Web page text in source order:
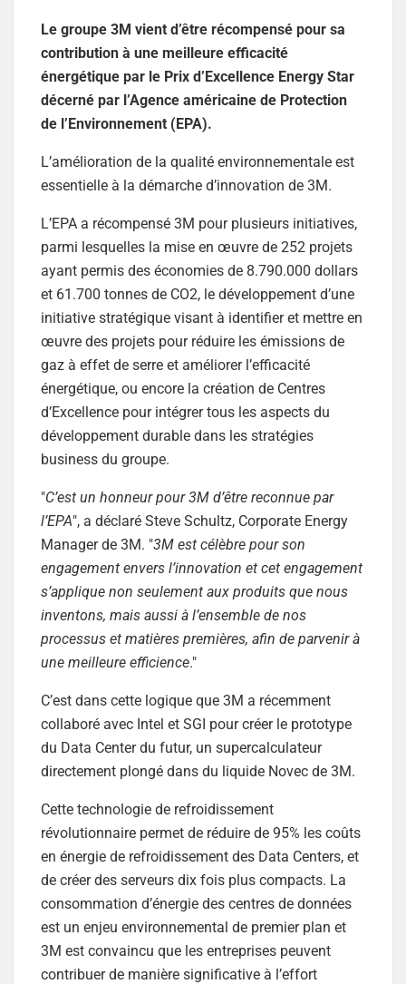
Le groupe 3M vient d’être récompensé pour sa
contribution à une meilleure efficacité
énergétique par le Prix d’Excellence Energy Star
décerné par l’Agence américaine de Protection
de l’Environnement (EPA).
L’amélioration de la qualité environnementale est
essentielle à la démarche d’innovation de 3M.
L’EPA a récompensé 3M pour plusieurs initiatives,
parmi lesquelles la mise en œuvre de 252 projets
ayant permis des économies de 8.790.000 dollars
et 61.700 tonnes de CO2, le développement d’une
initiative stratégique visant à identifier et mettre en
œuvre des projets pour réduire les émissions de
gaz à effet de serre et améliorer l’efficacité
énergétique, ou encore la création de Centres
d’Excellence pour intégrer tous les aspects du
développement durable dans les stratégies
business du groupe.
"C’est un honneur pour 3M d’être reconnue par
l’EPA", a déclaré Steve Schultz, Corporate Energy
Manager de 3M. "3M est célèbre pour son
engagement envers l’innovation et cet engagement
s’applique non seulement aux produits que nous
inventons, mais aussi à l’ensemble de nos
processus et matières premières, afin de parvenir à
une meilleure efficience."
C’est dans cette logique que 3M a récemment
collaboré avec Intel et SGI pour créer le prototype
du Data Center du futur, un supercalculateur
directement plongé dans du liquide Novec de 3M.
Cette technologie de refroidissement
révolutionnaire permet de réduire de 95% les coûts
en énergie de refroidissement des Data Centers, et
de créer des serveurs dix fois plus compacts. La
consommation d’énergie des centres de données
est un enjeu environnemental de premier plan et
3M est convaincu que les entreprises peuvent
contribuer de manière significative à l’effort